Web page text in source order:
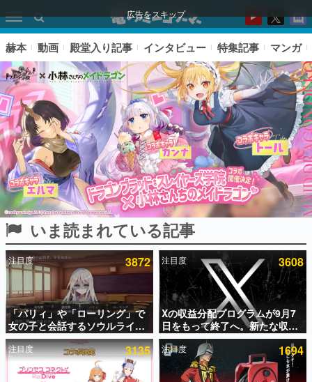
広告をスキップ
ピックアップ
電ファミのいま読まれている記事ランキング
アプリセール情報
インタビュー
連載・特集一覧
赫本 動画 殿堂入り記事 インタビュー 特集記事 マンガ
いま読まれている記事
注目度 3872
「パリィ」や「ローリング」で
女の子と会話するソウルライク
恋愛ゲーム『小早川さんはソウ
ルライク』無料公開。返事に失
敗すると「YOU DIED」
注目度 3608
Xの収益分配プログラムが9月7
日をもって終了へ。新たな収益
化制度「Original Content
Rewards Program」を発表
注目度 3135 注目度 1694